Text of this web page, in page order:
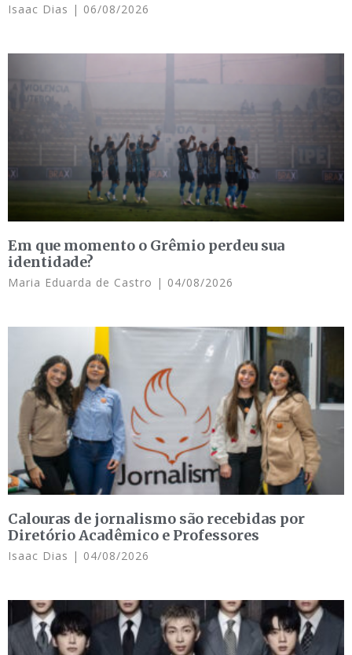
Isaac Dias 06/08/2026
Em que momento o Grêmio perdeu sua
identidade?
Maria Eduarda de Castro 04/08/2026
Calouras de jornalismo são recebidas por
Diretório Acadêmico e Professores
Isaac Dias 04/08/2026